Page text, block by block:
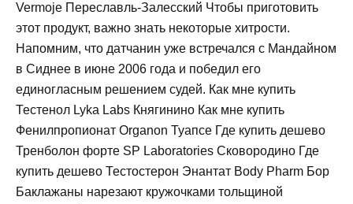
Vermoje Переславль-Залесский Чтобы приготовить
этот продукт, важно знать некоторые хитрости.
Напомним, что датчанин уже встречался с Мандайном
в Сиднее в июне 2006 года и победил его
единогласным решением судей. Как мне купить
Тестенол Lyka Labs Княгинино Как мне купить
Фенилпропионат Organon Туапсе Где купить дешево
Тренболон форте SP Laboratories Сковородино Где
купить дешево Тестостерон Энантат Body Pharm Бор
Баклажаны нарезают кружочками тольщиной